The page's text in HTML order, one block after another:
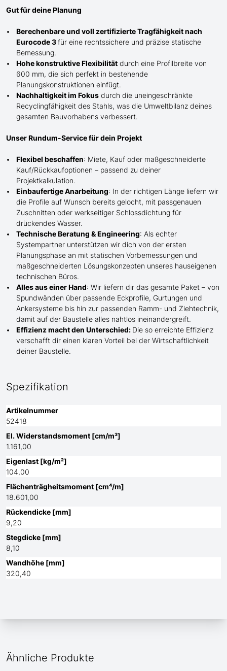
Gut für deine Planung
Berechenbare und voll zertifizierte Tragfähigkeit nach
Eurocode 3für eine rechtssichere und präzise statische
Bemessung.
Hohe konstruktive Flexibilität durch eine Profilbreite von
600 mm, die sich perfekt in bestehende
Planungskonstruktionen einfügt.
Nachhaltigkeit im Fokus durch die uneingeschränkte
Recyclingfähigkeit des Stahls, was die Umweltbilanz deines
gesamten Bauvorhabens verbessert.
Unser Rundum-Service für dein Projekt
Flexibel beschaffen: Miete, Kauf oder maßgeschneiderte
Kauf/Rückkaufoptionen – passend zu deiner
Projektkalkulation.
Einbaufertige Anarbeitung: In der richtigen Länge liefern wir
die Profile auf Wunsch bereits gelocht, mit passgenauen
Zuschnitten oder werkseitiger Schlossdichtung für
drückendes Wasser.
Technische Beratung & Engineering: Als echter
Systempartner unterstützen wir dich von der ersten
Planungsphase an mit statischen Vorbemessungen und
maßgeschneiderten Lösungskonzepten unseres hauseigenen
technischen Büros.
Alles aus einer Hand: Wir liefern dir das gesamte Paket – von
Spundwänden über passende Eckprofile, Gurtungen und
Ankersysteme bis hin zur passenden Ramm- und Ziehtechnik,
damit auf der Baustelle alles nahtlos ineinandergreift.
Effizienz macht den Unterschied: Die so erreichte Effizienz
verschafft dir einen klaren Vorteil bei der Wirtschaftlichkeit
deiner Baustelle.
Spezifikation
Artikelnummer
52418
El. Widerstandsmoment [cm/m³]
1.161,00
Eigenlast [kg/m²]
104,00
Flächenträgheitsmoment [cm⁴/m]
18.601,00
Rückendicke [mm]
9,20
Stegdicke [mm]
8,10
Wandhöhe [mm]
320,40
Ähnliche Produkte